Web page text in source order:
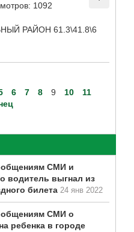
1092
РАЙОН 61.3\41.8\6
6 7 8 9 10
11
СМИ и
водитель выгнал из
билета 24 янв 2022
СМИ о
ребенка в городе